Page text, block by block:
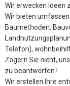
Wir erwecken Ideen
Wir bieten
Baumethoden,
Telefon),
Zögern Sie nicht,
zu beantworten !
Wir erstellen Ihre